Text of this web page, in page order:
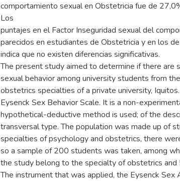
comportamiento sexual en Obstetricia fue de
Los
puntajes en el Factor Inseguridad sexual del
parecidos en estudiantes de Obstetricia y en los
indica que no existen diferencias significativas.
The present study aimed to determine if there are
sexual behavior among university students from
obstetrics specialties of a private university,
Eysenck Sex Behavior Scale. It is a non-
hypothetical-deductive method is used; of the
transversal type. The population was made up of
specialties of psychology and obstetrics, there
so a sample of 200 students was taken, among
the study belong to the specialty of obstetrics and
The instrument that was applied, the Eysenck Sex